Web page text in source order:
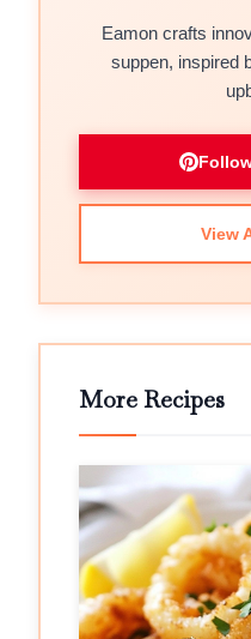
Eamon crafts
suppen, inspired
View
More Recipes